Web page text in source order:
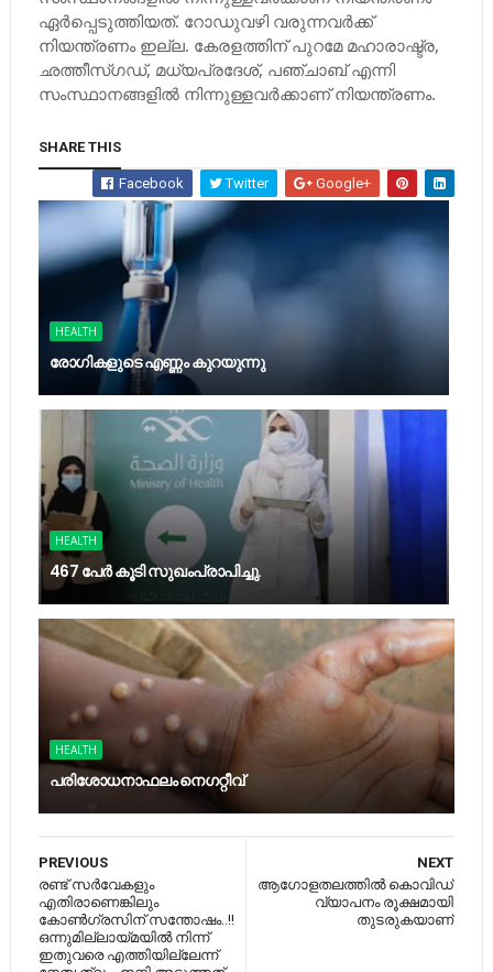
ഏര്‍പ്പെടുത്തിയത്. റോഡുവഴി വരുന്നവര്‍ക്ക്
നിയന്ത്രണം ഇല്ല. കേരളത്തിന് പുറമേ മഹാരാഷ്ട്ര,
ഛത്തീസ്ഗഡ്, മധ്യപ്രദേശ്, പഞ്ചാബ് എന്നി
സംസ്ഥാനങ്ങളില്‍ നിന്നുള്ളവര്‍ക്കാണ് നിയന്ത്രണം.
SHARE THIS
Facebook Twitter Google+
HEALTH
രോഗികളുടെ എണ്ണം കുറയുന്നു
HEALTH
467 പേര്‍ കൂടി സുഖംപ്രാപിച്ചു.
HEALTH
പ​രി​ശോ​ധ​നാ​ഫ​ലം നെ​ഗ​റ്റീ​വ്
NEXT
ആഗോളതലത്തില്‍ കൊവിഡ്
വ്യാപനം രൂക്ഷമായി
തുടരുകയാണ്
PREVIOUS
രണ്ട് സര്‍വേകളും
എതിരാണെങ്കിലും
കോണ്‍ഗ്രസിന് സന്തോഷം..!!
ഒന്നുമില്ലായ്‌മയില്‍ നിന്ന്
ഇതുവരെ എത്തിയില്ലേന്ന്